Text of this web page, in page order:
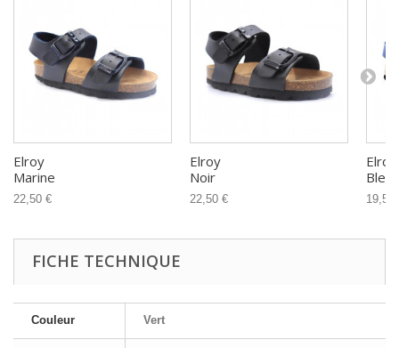
Elroy
Marine
22,50 €
Elroy
Noir
22,50 €
Elroy
Bleu
19,50
FICHE TECHNIQUE
Couleur Vert